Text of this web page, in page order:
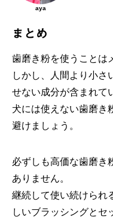
aya
まとめ
歯磨き粉を使うことは
しかし、人間より小さ
せない成分が含まれて
犬には使えない歯磨き
避けましょう。
必ずしも高価な歯磨き
ありません。
継続して使い続けられ
しいブラッシングとセ